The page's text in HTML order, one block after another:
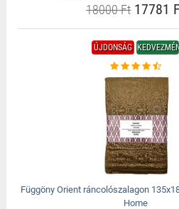
18000 Ft17781
ÚJDONSÁG
Függöny Orient ráncolószalagon
Home